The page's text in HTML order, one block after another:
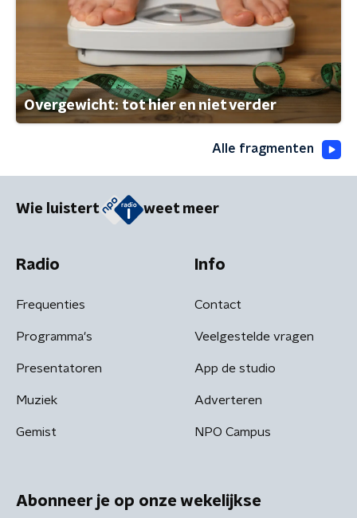
Overgewicht: tot hier en niet verder
Alle fragmenten
Wie luistert weet meer
Radio
Frequenties
Programma's
Presentatoren
Muziek
Gemist
Info
Contact
Veelgestelde vragen
App de studio
Adverteren
NPO Campus
Abonneer je op onze wekelijkse